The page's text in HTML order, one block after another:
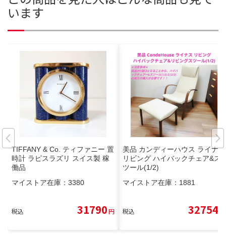
います
TIFFANY & Co. ティファニー 置
時計 ラピスラズリ スイス製 稼
働品
マイストア在庫： 3380
税込 31790円
美品 カンディーハウス ライナス
リビング ハイバックチェア&ス
ツール(1/2)
マイストア在庫： 1881
税込 32754